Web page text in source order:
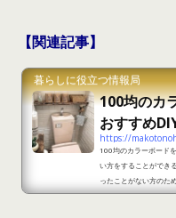
【関連記事】
暮らしに役立つ情報局
100均のカ
おすすめ
https://
100均のカラーボード
い方をすることができ
ったことがない方のた
のカラーボードは万能